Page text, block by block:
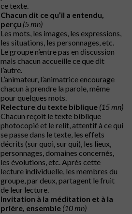
ce texte.
Chacun dit ce qu’il a entendu,
perçu (5 mn)
Les mots, les images, les expressions,
les situations, les personnages, etc.
Le groupe n’entre pas en discussion
mais chacun accueille ce que dit
l’autre.
L’animateur, l’animatrice encourage
chacun à prendre la parole, même
pour quelques mots.
Relecture du texte biblique (15 mn)
Chacun reçoit le texte biblique
photocopié et le relit, attentif à ce qui
se passe dans le texte, les effets
décrits (sur quoi, sur qui), les lieux,
personnages, domaines concernés,
les évolutions, etc. Après cette
lecture individuelle, les membres du
groupe, par deux, partagent le fruit
de leur lecture.
Invitation à la méditation et à la
prière, ensemble (10 mn)